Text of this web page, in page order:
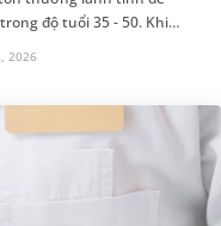
2026
độ tuổi 35 - 50. Khi
bệnh, nhiều người
tuyến v...